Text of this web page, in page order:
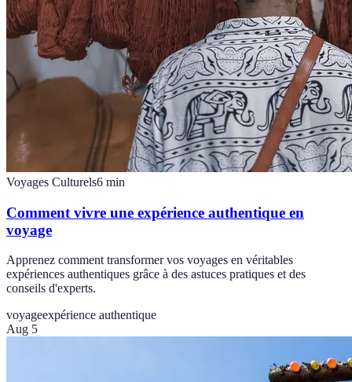
Voyages Culturels6 min
Comment vivre une expérience authentique en
voyage
Apprenez comment transformer vos voyages en véritables
expériences authentiques grâce à des astuces pratiques et des
conseils d'experts.
voyageexpérience authentique
Aug 5